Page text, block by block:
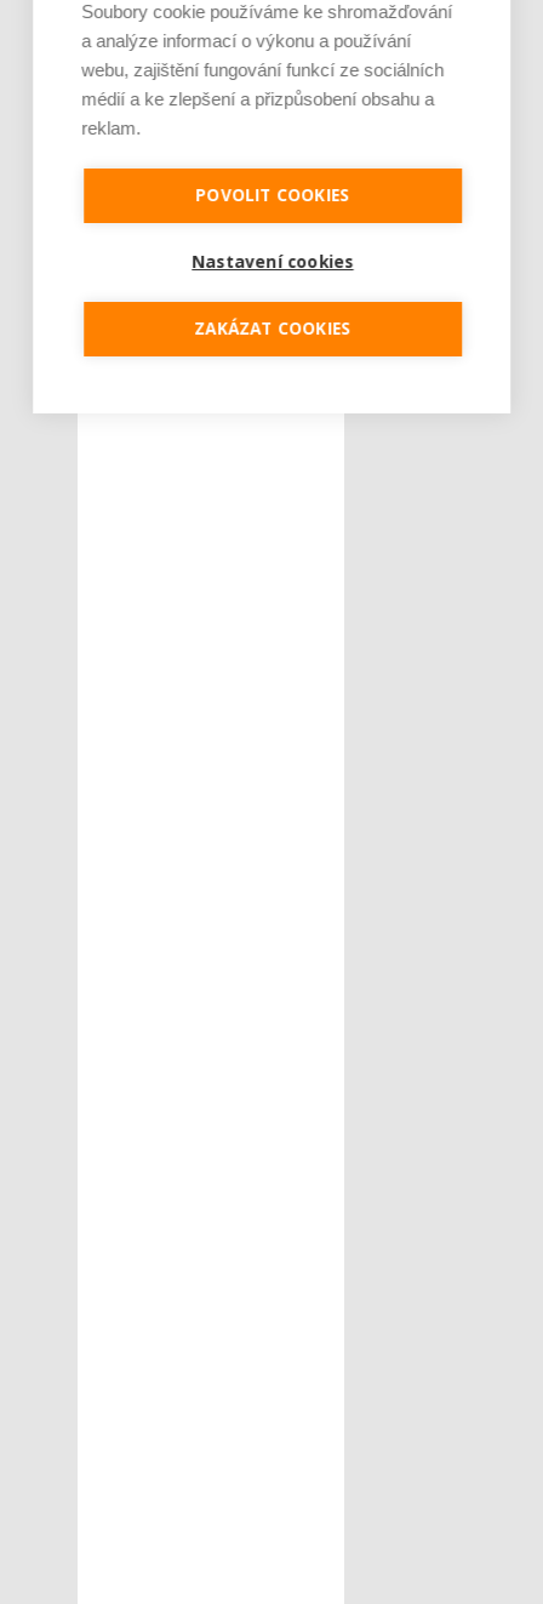
dostatek pohybu a
nemačkají se, jejich maso je
tak pružnější a kvalitnější.
Cena za kilogram masa
Tweet
rady
ryby
výběr
Soubory cookie používáme ke shromažďování
a analýze informací o výkonu a používání
webu, zajištění fungování funkcí ze sociálních
médií a ke zlepšení a přizpůsobení obsahu a
reklam.
POVOLIT COOKIES
Nastavení cookies
ZAKÁZAT COOKIES